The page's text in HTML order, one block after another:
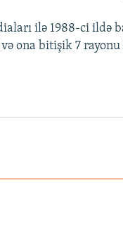
ilə 1988-ci ildə
və ona bitişik 7